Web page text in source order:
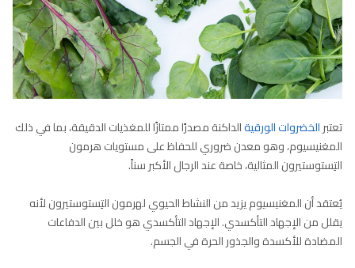
تعتبرالخضروات الورقيةالداكنة مصدرًا ممتازًا للمغذيات الدقيقة، بما في ذلك
المغنيسيوم، وهو معدن ضروري للحفاظ على مستويات هرمون
التِستوستيرون المثالية، خاصة عند الرجال الأكبر سناً.
يُعتقد أن المغنيسيوم يزيد من النشاط الحيوي لهرمون التِستوستيرون لأنه
يقلل من الإجهاد التأكسدي. الإجهاد التأكسدي هو خلل بين الدفاعات
المضادة للأكسدة والجذور الحرة في الجسم.